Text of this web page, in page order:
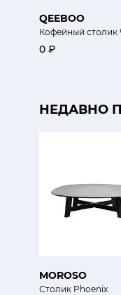
QEEBOO
Кофейный столик
0 ₽
НЕДАВНО
MOROSO
Столик Phoenix